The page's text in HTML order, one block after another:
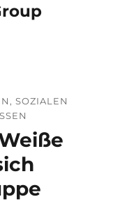
SOZIALEN